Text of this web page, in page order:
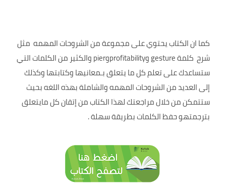
كما ان الكتاب يحتوي على مجموعة من الشروحات المهمه مثل
شرح كلمة gesture وprofitabilityوpier والكثير من الكلمات التي
ستساعدك على تعلم كل ما يتعلق بـمعانيها وكتابتها وكذلك
إلى العديد من الشروحات المهمه والشاملة بهذه اللغه بحيث
ستتمكن من خلال مراجعتك لهذا الكتاب من إتقان كل مايتعلق
بترجمتهو حفظ الكلمات بطريقة سهلة .